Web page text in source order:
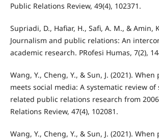
Public Relations Review, 49(4), 102371.
Supriadi, D., Hafiar, H., Safi, A. M., & Amin,
Journalism and public relations: An
academic research. PRofesi Humas, 7(2),
Wang, Y., Cheng, Y., & Sun, J. (2021).
meets social media: A systematic review of
related public relations research from
Relations Review, 47(4), 102081.
Wang, Y., Cheng, Y., & Sun, J. (2021).